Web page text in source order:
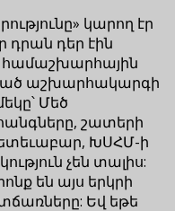
կարող էր
դրան դեր էին
համաշխարհային
աշխարհակարգի
Մեծ
շատերի
Հետեւաբար, ԽՍՀՄ-ի
չեն տալիս:
են այս երկրի
Եվ եթե